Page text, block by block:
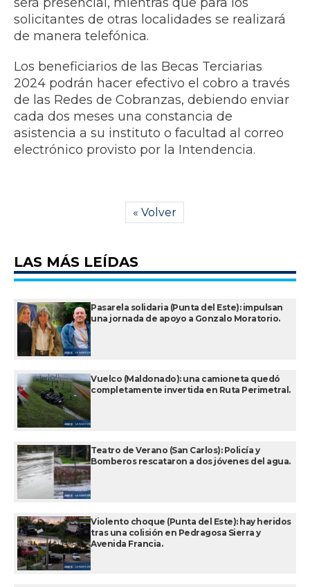
será presencial, mientras que para los
solicitantes de otras localidades se realizará
de manera telefónica.
Los beneficiarios de las Becas Terciarias
2024 podrán hacer efectivo el cobro a través
de las Redes de Cobranzas, debiendo enviar
cada dos meses una constancia de
asistencia a su instituto o facultad al correo
electrónico provisto por la Intendencia.
« Volver
LAS MÁS LEÍDAS
Pasarela solidaria (Punta del Este): impulsan
una jornada de apoyo a Gonzalo Moratorio.
Vuelco (Maldonado): una camioneta quedó
completamente invertida en Ruta Perimetral.
Teatro de Verano (San Carlos): Policía y
Bomberos rescataron a dos jóvenes del agua.
Violento choque (Punta del Este): hay heridos
tras una colisión en Pedragosa Sierra y
Avenida Francia.